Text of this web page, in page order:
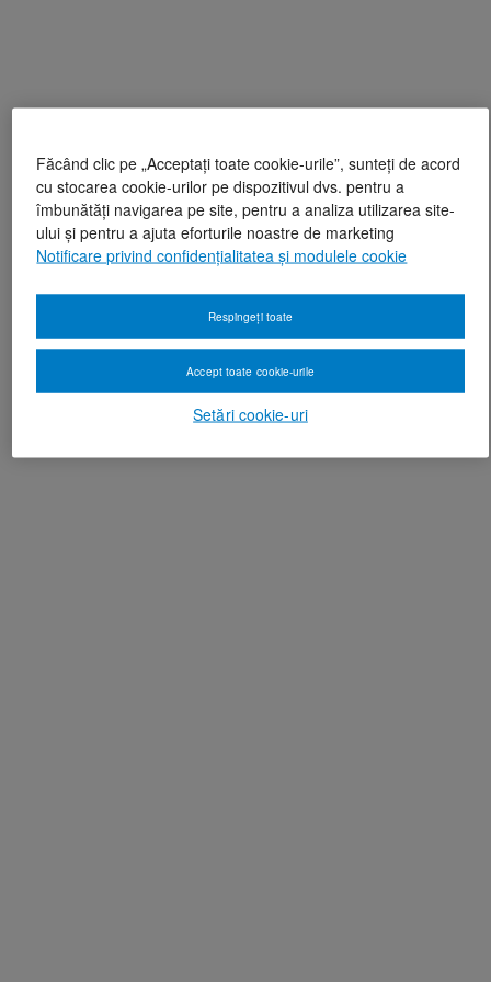
Făcând clic pe „Acceptați toate cookie-urile”, sunteți de acord
cu stocarea cookie-urilor pe dispozitivul dvs. pentru a
îmbunătăți navigarea pe site, pentru a analiza utilizarea site-
ului și pentru a ajuta eforturile noastre de marketing
Notificare privind confidențialitatea și modulele cookie
Setări cookie-uri
Respingeți toate
Accept toate cookie-urile